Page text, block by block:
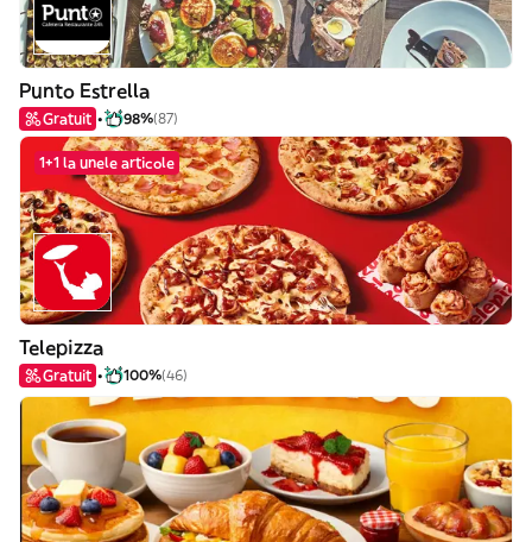
Punto Estrella
Gratuit 98%(87)
1+1 la unele articole
Telepizza
Gratuit 100%(46)